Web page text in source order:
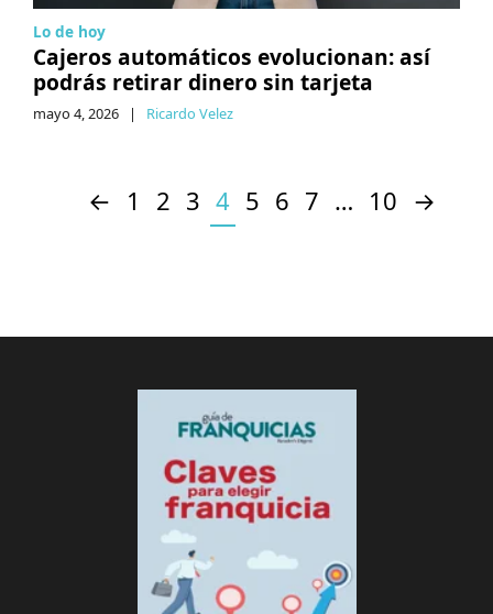
Lo de hoy
Cajeros automáticos evolucionan: así
podrás retirar dinero sin tarjeta
mayo 4, 2026 | Ricardo Velez
← 1 2 3 4 5 6 7 … 10 →